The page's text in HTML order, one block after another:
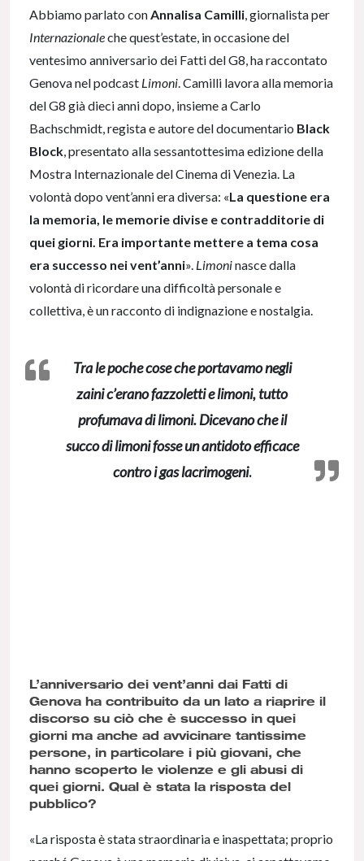
Abbiamo parlato con Annalisa Camilli , giornalista per
Internazionaleche quest’estate, in occasione del
ventesimo anniversario dei Fatti del G8, ha raccontato
Genova nel podcast Limoni . Camilli lavora alla memoria
del G8 già dieci anni dopo, insieme a Carlo
Bachschmidt, regista e autore del documentario Black
Block , presentato alla sessantottesima edizione della
Mostra Internazionale del Cinema di Venezia. La
volontà dopo vent’anni era diversa: «La questione era
la memoria, le memorie divise e contradditorie di
quei giorni. Era importante mettere a tema cosa
era successo nei vent’anni». Limoninasce dalla
volontà di ricordare una difficoltà personale e
collettiva, è un racconto di indignazione e nostalgia.
Tra le poche cose che portavamo negli
zaini c’erano fazzoletti e limoni, tutto
profumava di limoni. Dicevano che il
succo di limoni fosse un antidoto efficace
contro i gas lacrimogeni.
L’anniversario dei vent’anni dai Fatti di
Genova ha contribuito da un lato a riaprire il
discorso su ciò che è successo in quei
giorni ma anche ad avvicinare tantissime
persone, in particolare i più giovani, che
hanno scoperto le violenze e gli abusi di
quei giorni. Qual è stata la risposta del
pubblico?
«La risposta è stata straordinaria e inaspettata; proprio